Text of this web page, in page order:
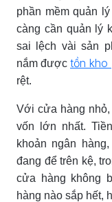
phần mềm quản
càng cần quản lý
sai lệch vài sản
nắm được tồn kho
rệt.
Với cửa hàng nhỏ,
vốn lớn nhất.
khoản ngân
đang để trên kệ,
cửa hàng không
hàng nào sắp hết,